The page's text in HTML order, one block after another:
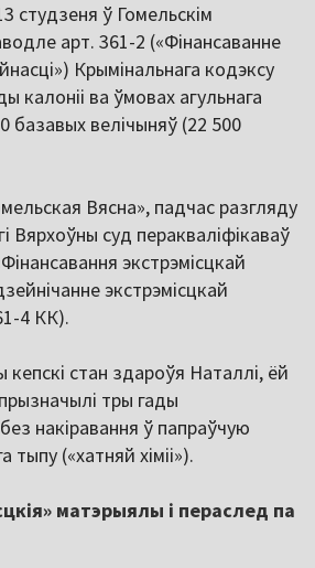
студзеня ў Гомельскім
арт. 361-2 («Фінансаванне
Крымінальнага кодэксу
калоніі ва ўмовах агульнага
базавых велічыняў (22 500
Вясна», падчас разгляду
Вярхоўны суд перакваліфікаваў
экстрэмісцкай
экстрэмісцкай
4 КК).
кепскі стан здароўя Наталлі, ёй
тры гады
накіравання ў папраўчую
(«хатняй хіміі»).
матэрыялы і пераслед па